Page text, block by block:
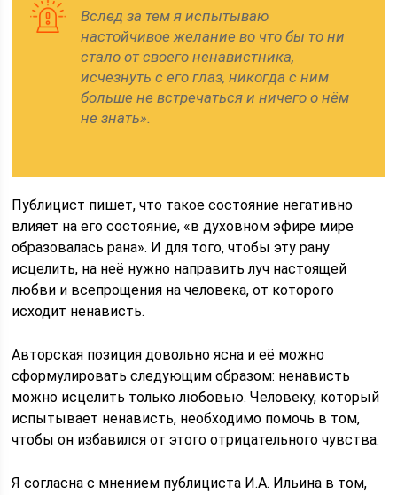
Вслед за тем я испытываю
настойчивое желание во что бы то ни
стало от своего ненавистника,
исчезнуть с его глаз, никогда с ним
больше не встречаться и ничего о нём
не знать».
Публицист пишет, что такое состояние негативно
влияет на его состояние, «в духовном эфире мире
образовалась рана». И для того, чтобы эту рану
исцелить, на неё нужно направить луч настоящей
любви и всепрощения на человека, от которого
исходит ненависть.
Авторская позиция довольно ясна и её можно
сформулировать следующим образом: ненависть
можно исцелить только любовью. Человеку, который
испытывает ненависть, необходимо помочь в том,
чтобы он избавился от этого отрицательного чувства.
Я согласна с мнением публициста И.А. Ильина в том,